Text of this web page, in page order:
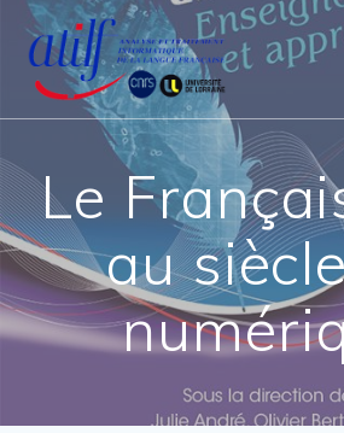
Passer
au
contenu
Le
au